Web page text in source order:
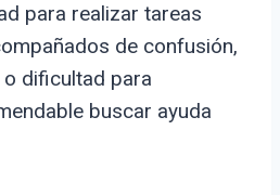
para realizar tareas
de confusión,
dificultad para
buscar ayuda